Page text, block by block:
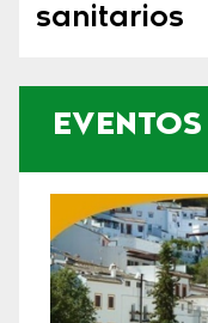
sanitarios
EVENTOS